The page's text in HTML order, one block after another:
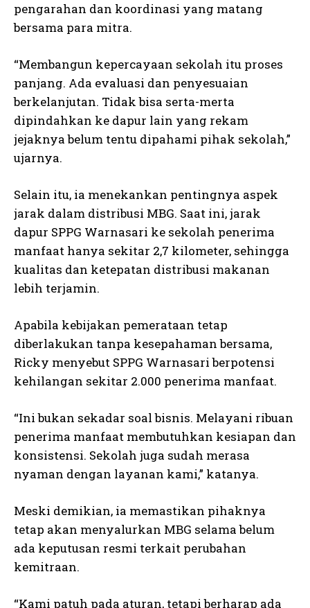
pengarahan dan koordinasi yang matang
bersama para mitra.
“Membangun kepercayaan sekolah itu proses
panjang. Ada evaluasi dan penyesuaian
berkelanjutan. Tidak bisa serta-merta
dipindahkan ke dapur lain yang rekam
jejaknya belum tentu dipahami pihak sekolah,”
ujarnya.
Selain itu, ia menekankan pentingnya aspek
jarak dalam distribusi MBG. Saat ini, jarak
dapur SPPG Warnasari ke sekolah penerima
manfaat hanya sekitar 2,7 kilometer, sehingga
kualitas dan ketepatan distribusi makanan
lebih terjamin.
Apabila kebijakan pemerataan tetap
diberlakukan tanpa kesepahaman bersama,
Ricky menyebut SPPG Warnasari berpotensi
kehilangan sekitar 2.000 penerima manfaat.
“Ini bukan sekadar soal bisnis. Melayani ribuan
penerima manfaat membutuhkan kesiapan dan
konsistensi. Sekolah juga sudah merasa
nyaman dengan layanan kami,” katanya.
Meski demikian, ia memastikan pihaknya
tetap akan menyalurkan MBG selama belum
ada keputusan resmi terkait perubahan
kemitraan.
“Kami patuh pada aturan, tetapi berharap ada